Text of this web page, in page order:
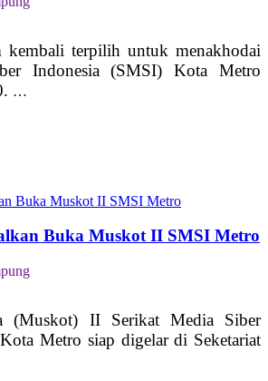
terpilih untuk menakhodai
Indonesia (SMSI) Kota Metro
…
Buka Muskot II SMSI Metro
(Muskot) II Serikat Media Siber
Metro siap digelar di Seketariat